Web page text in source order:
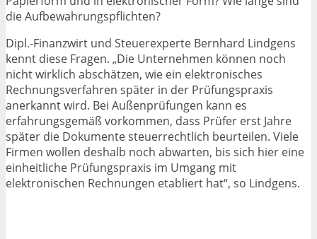
die Aufbewahrungspflichten?
Dipl.-Finanzwirt und Steuerexperte Bernhard Lindgens
kennt diese Fragen. „Die Unternehmen können noch
nicht wirklich abschätzen, wie ein elektronisches
Rechnungsverfahren später in der Prüfungspraxis
anerkannt wird. Bei Außenprüfungen kann es
erfahrungsgemäß vorkommen, dass Prüfer erst Jahre
später die Dokumente steuerrechtlich beurteilen. Viele
Firmen wollen deshalb noch abwarten, bis sich hier eine
einheitliche Prüfungspraxis im Umgang mit
elektronischen Rechnungen etabliert hat“, so Lindgens.